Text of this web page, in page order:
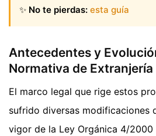
✨ No te pierdas: esta guía
Antecedentes y
Normativa de Extranjería
El marco legal que rige estos
sufrido diversas modificaciones
vigor de la Ley Orgánica 4/